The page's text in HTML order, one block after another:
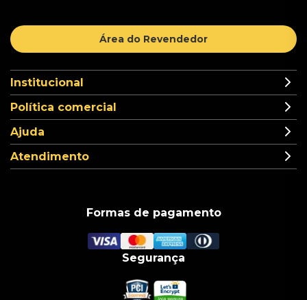
Área do Revendedor
Institucional
Política comercial
Ajuda
Atendimento
Formas de pagamento
Segurança